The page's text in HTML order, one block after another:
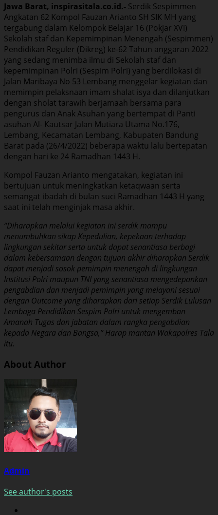
Jawa Barat, inspirasitala.co.id.- Serdik Sespimmen
Angkatan 62 Kompol Fauzan Arianto SH SIK MH yang
tergabung dalam Kelompok Belajar 16 (Pokjar XVI)
Sekolah staf dan Kepemimpinan Menengah (Sespimmen)
Pendidikan Reguler (Dikreg) ke-62 Tahun anggaran 2022
yang sedang menimba ilmu di Sekolah staf dan
kepemimpinan Polri (Sespim Polri) yang berdilokasi di
Jalan Maribaya No 53 Lembang menggelar kegiatan dan
memimpin pelaksnaan imam shalat isya dan dilanjutkan
dengan sholat tarawih berjamaah bersama para
pengurus dan Anak Asuhan yang bertempat di Panti
asuhan Al- Kautsar Jalan Mutiara Utama No.176,
Lembang, Kecamatan Lembang, Kabupaten Bandung
Barat pada (26/4/2022) beberapa waktu lalu bertepatan
dengan hari ke 24 Ramadhan 1443 H.
Kompol Fauzan Arianto mengatakan, kegiatan ini
bertujuan untuk meningkatkan ketaqwaan serta
semangat ibadah di bulan suci Ramadhan 1443 H yang
saat ini telah menginjak masa akhir.
“Diharapkan melalui kegiatan ini serdik mampu
menumbuhkan sikap Kepedulian, kepekaan terhadap
lingkungan sekitar serta untuk dapat senantiasa berbagi
dalam kebersamaan dengan tujuan akhir diharapkan Serdik
dapat menjadi sosok pemimpin menengah di lingkungan
Institusi Polri maupun TNI yang senantiasa mengedepankan
pengabdian dan menjadi pemimpin yang melayani sesuai
dengan Outcome yang diharapkan dari setiap Serdik Lulusan
Lembaga Pendidikan Sespim Polri untuk mengemban
Amanah Tugas dan jabatan dalam rangka pengabdian
kepada Negara dan Bangsa,” Harap mantan Wakapolres Tala
itu.
About Author
Admin
See author's posts